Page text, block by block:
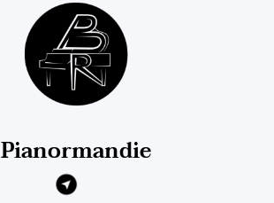
Pianormandie